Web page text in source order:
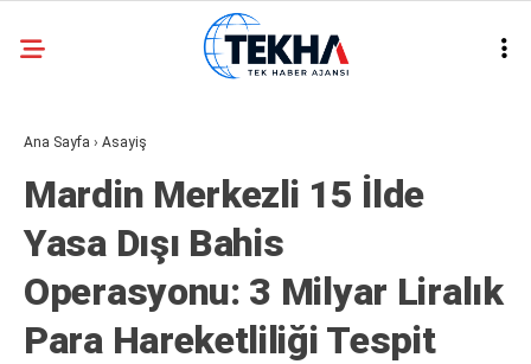
30.1
ASAYIŞ
GÜNDEM
GENEL
EKONOMI
Ana Sayfa › Asayiş
Mardin Merkezli 15 İlde
Yasa Dışı Bahis
Operasyonu: 3 Milyar Liralık
Para Hareketliliği Tespit